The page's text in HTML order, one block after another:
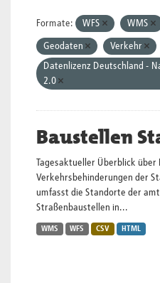
Formate: WFS WMS
Geodaten Verkehr
Datenlizenz Deutschland -
2.0
Baustellen
Tagesaktueller Überblick
Verkehrsbehinderungen der
umfasst die Standorte der
Straßenbaustellen in...
WMS WFS CSV HTML